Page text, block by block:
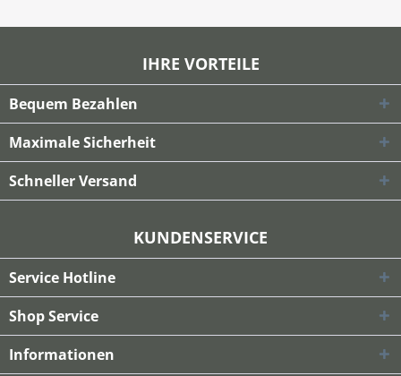
IHRE VORTEILE
Bequem Bezahlen
Maximale Sicherheit
Schneller Versand
KUNDENSERVICE
Service Hotline
Shop Service
Informationen